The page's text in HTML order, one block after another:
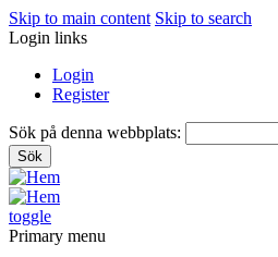
Skip to main content Skip to search
Login links
Login
Register
Sök på denna webbplats:
toggle
Primary menu